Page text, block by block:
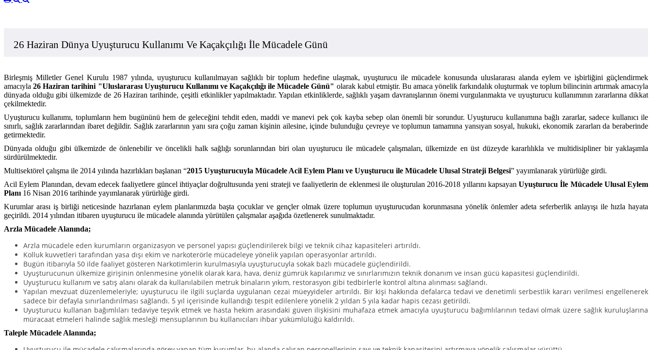
26 Haziran Dünya Uyuşturucu Kullanımı Ve Kaçakçılığı İle Mücadele Günü
Birleşmiş Milletler Genel Kurulu 1987 yılında, uyuşturucu kullanılmayan sağlıklı bir toplum hedefine ulaşmak, uyuşturucu ile mücadele konusunda uluslararası alanda eylem ve işbirliğini güçlendirmek
amacıyla26 Haziran tarihini "Uluslararası Uyuşturucu Kullanımı ve Kaçakçılığı ile Mücadele Günü" olarak kabul etmiştir. Bu amaca yönelik farkındalık oluşturmak ve toplum bilincinin artırmak amacıyla
dünyada olduğu gibi ülkemizde de 26 Haziran tarihinde, çeşitli etkinlikler yapılmaktadır. Yapılan etkinliklerde, sağlıklı yaşam davranışlarının önemi vurgulanmakta ve uyuşturucu kullanımının zararlarına dikkat
çekilmektedir.
Uyuşturucu kullanımı, toplumların hem bugününü hem de geleceğini tehdit eden, maddi ve manevi pek çok kayba sebep olan önemli bir sorundur. Uyuşturucu kullanımına bağlı zararlar, sadece kullanıcı ile
sınırlı, sağlık zararlarından ibaret değildir. Sağlık zararlarının yanı sıra çoğu zaman kişinin ailesine, içinde bulunduğu çevreye ve toplumun tamamına yansıyan sosyal, hukuki, ekonomik zararları da beraberinde
getirmektedir.
Dünyada olduğu gibi ülkemizde de önlenebilir ve öncelikli halk sağlığı sorunlarından biri olan uyuşturucu ile mücadele çalışmaları, ülkemizde en üst düzeyde kararlılıkla ve multidisipliner bir yaklaşımla
sürdürülmektedir.
Multisektörel çalışma ile 2014 yılında hazırlıkları başlanan “2015 Uyuşturucuyla Mücadele Acil Eylem Planı ve Uyuşturucu ile Mücadele Ulusal Strateji Belgesi” yayımlanarak yürürlüğe girdi.
Acil Eylem Planından, devam edecek faaliyetlere güncel ihtiyaçlar doğrultusunda yeni strateji ve faaliyetlerin de eklenmesi ile oluşturulan 2016-2018 yıllarını kapsayan Uyuşturucu İle Mücadele Ulusal Eylem
Planı 16 Nisan 2016 tarihinde yayımlanarak yürürlüğe girdi.
Kurumlar arası iş birliği neticesinde hazırlanan eylem planlarımızda başta çocuklar ve gençler olmak üzere toplumun uyuşturucudan korunmasına yönelik önlemler adeta seferberlik anlayışı ile hızla hayata
geçirildi. 2014 yılından itibaren uyuşturucu ile mücadele alanında yürütülen çalışmalar aşağıda özetlenerek sunulmaktadır.
Arzla Mücadele Alanında;
Arzla mücadele eden kurumların organizasyon ve personel yapısı güçlendirilerek bilgi ve teknik cihaz kapasiteleri artırıldı.
Kolluk kuvvetleri tarafından yasa dışı ekim ve narkoterörle mücadeleye yönelik yapılan operasyonlar artırıldı.
Bugün itibarıyla 50 ilde faaliyet gösteren Narkotimlerin kurulmasıyla uyuşturucuyla sokak bazlı mücadele güçlendirildi.
Uyuşturucunun ülkemize girişinin önlenmesine yönelik olarak kara, hava, deniz gümrük kapılarımız ve sınırlarımızın teknik donanım ve insan gücü kapasitesi güçlendirildi.
Uyuşturucu kullanım ve satış alanı olarak da kullanılabilen metruk binaların yıkım, restorasyon gibi tedbirlerle kontrol altına alınması sağlandı.
Yapılan mevzuat düzenlemeleriyle; uyuşturucu ile ilgili suçlarda uygulanan cezai müeyyideler artırıldı. Bir kişi hakkında defalarca tedavi ve denetimli serbestlik kararı verilmesi engellenerek
sadece bir defayla sınırlandırılması sağlandı. 5 yıl içerisinde kullandığı tespit edilenlere yönelik 2 yıldan 5 yıla kadar hapis cezası getirildi.
Uyuşturucu kullanan bağımlıları tedaviye teşvik etmek ve hasta hekim arasındaki güven ilişkisini muhafaza etmek amacıyla uyuşturucu bağımlılarının tedavi olmak üzere sağlık kuruluşlarına
müracaat etmeleri halinde sağlık mesleği mensuplarının bu kullanıcıları ihbar yükümlülüğü kaldırıldı.
Taleple Mücadele Alanında;